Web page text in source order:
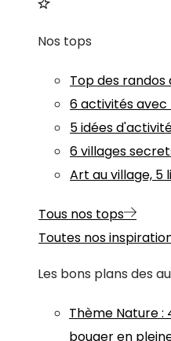
Nos tops
Top des
6 activités avec
5 idées
6 villages
Art au village, 5
Tous nos tops
Toutes nos
Les bons plans des
Thème Nature:
bouger en